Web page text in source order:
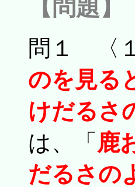
【問題
問１ 〈
のを見る
けだるさ
は、「 鹿
だるさの